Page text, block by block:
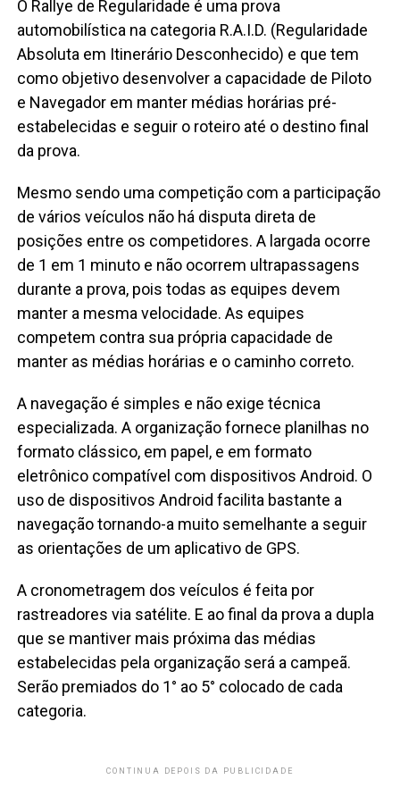
O Rallye de Regularidade é uma prova
automobilística na categoria R.A.I.D. (Regularidade
Absoluta em Itinerário Desco­­nhecido) e que tem
como objetivo desenvolver a capacidade de Piloto
e Navegador em manter médias horárias pré-
estabelecidas e seguir o roteiro até o destino final
da prova.
Mesmo sendo uma competição com a participação
de vários veículos não há disputa direta de
posições entre os competidores. A largada ocorre
de 1 em 1 minuto e não ocorrem ultrapassagens
durante a prova, pois todas as equipes devem
manter a mesma velocidade. As equipes
competem contra sua própria capacidade de
manter as médias horárias e o caminho correto.
A navegação é simples e não exige técnica
especializada. A organização fornece planilhas no
formato clássico, em papel, e em formato
eletrônico compatível com dispositivos Android. O
uso de dispositivos Android facilita bastante a
navegação tornando-a muito semelhante a seguir
as orientações de um aplicativo de GPS.
A cronometragem dos veículos é feita por
rastreadores via satélite. E ao final da prova a dupla
que se mantiver mais próxima das médias
estabelecidas pela organização será a campeã.
Serão premiados do 1° ao 5° colocado de cada
categoria.
CONTINUA DEPOIS DA PUBLICIDADE